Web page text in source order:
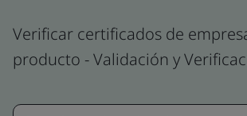
Verificar certificados de
producto - Validación y